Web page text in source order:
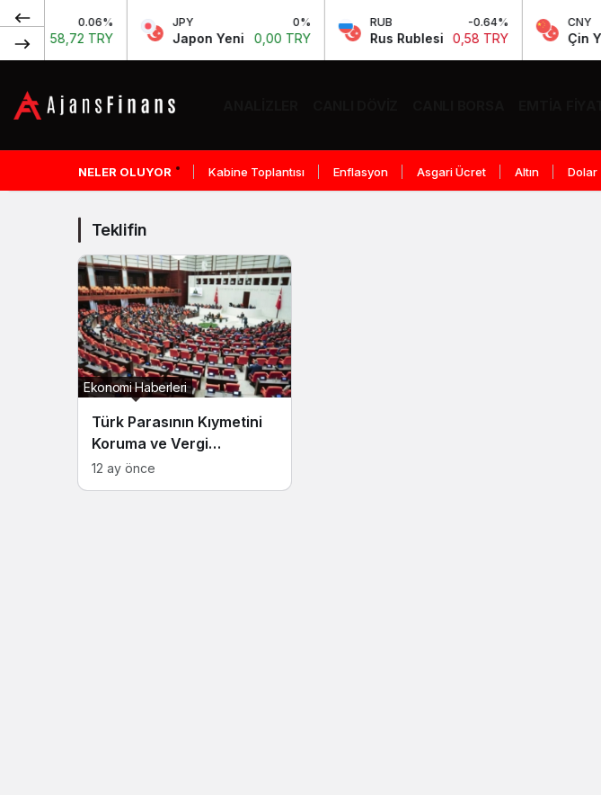
0.06%
58,72 TRY
JPY
Japon Yeni 0,00 TRY
RUB -0.64%
Rus Rublesi 0,58 TRY
CNY
Çin Yuanı
Haberleri
NELER OLUYOR Kabine Toplantısı Enflasyon Asgari Ücret Altın Dolar
Teklifin
Türk Parasının Kıymetini
Koruma ve Vergi
Düzenlemeleri Hakkında
Kanun Teklifi Üzerine
Ekonomi Haberleri
12 ay önce